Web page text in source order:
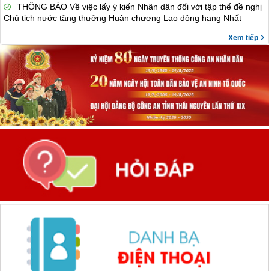
THÔNG BÁO Về việc lấy ý kiến Nhân dân đối với tập thể đề nghị
Chủ tịch nước tặng thưởng Huân chương Lao động hạng Nhất
Xem tiếp